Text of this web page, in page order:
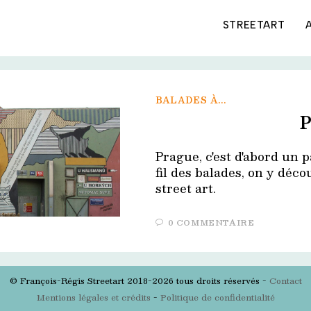
STREETART
BALADES À...
Prague, c'est d'abord un
fil des balades, on y
street art.
0 COMMENTAIRE
© François-Régis Streetart 2018-2026 tous droits réservés - Contact
Mentions légales et crédits - Politique de confidentialité